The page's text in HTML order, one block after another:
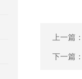
上一篇
下一篇